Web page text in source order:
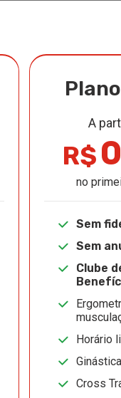
A
R$
no
Sem
Sem
Clube
Horário
Cross